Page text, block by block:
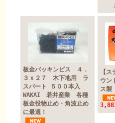
板金パッキンビス ４．
３ｘ２７ 木下地用 ラ
スパート ５００本入
WAKAI 若井産業 各種
板金役物止め・角波止め
に最適！
【
ウン
ス